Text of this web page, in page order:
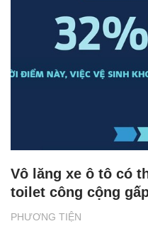
PHƯƠNG TIỆN
Vô lăng xe ô tô có
toilet công cộng